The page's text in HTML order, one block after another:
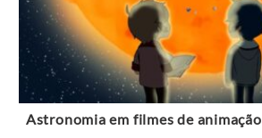
Astronomia em filmes de animação